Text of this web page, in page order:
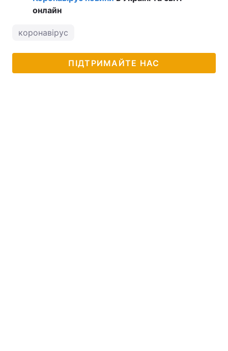
онлайн
коронавірус
ПІДТРИМАЙТЕ НАС